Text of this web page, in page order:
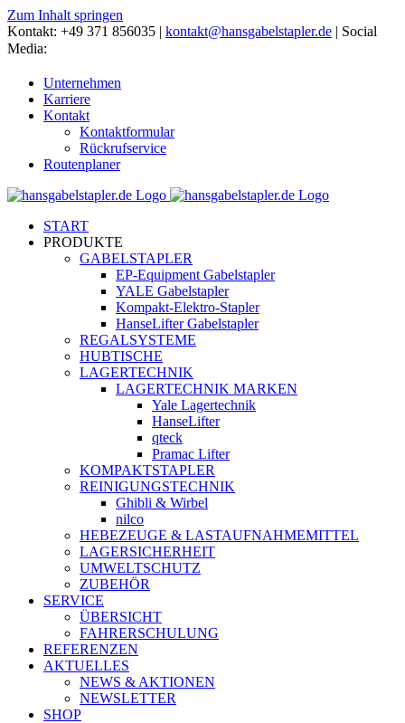
Zum Inhalt springen
Kontakt: +49 371 856035 | kontakt@hansgabelstapler.de | Social
Media:
Unternehmen
Karriere
Kontakt
Kontaktformular
Rückrufservice
Routenplaner
START
PRODUKTE
GABELSTAPLER
EP-Equipment Gabelstapler
YALE Gabelstapler
Kompakt-Elektro-Stapler
HanseLifter Gabelstapler
REGALSYSTEME
HUBTISCHE
LAGERTECHNIK
LAGERTECHNIK MARKEN
Yale Lagertechnik
HanseLifter
qteck
Pramac Lifter
KOMPAKTSTAPLER
REINIGUNGSTECHNIK
Ghibli & Wirbel
nilco
HEBEZEUGE & LASTAUFNAHMEMITTEL
LAGERSICHERHEIT
UMWELTSCHUTZ
ZUBEHÖR
SERVICE
ÜBERSICHT
FAHRERSCHULUNG
REFERENZEN
AKTUELLES
NEWS & AKTIONEN
NEWSLETTER
SHOP